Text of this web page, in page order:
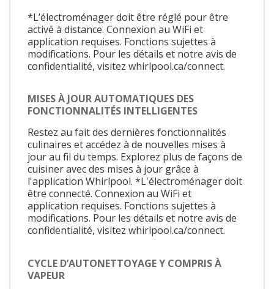
*L’électroménager doit être réglé pour être
activé à distance. Connexion au WiFi et
application requises. Fonctions sujettes à
modifications. Pour les détails et notre avis de
confidentialité, visitez whirlpool.ca/connect.
MISES À JOUR AUTOMATIQUES DES
FONCTIONNALITÉS INTELLIGENTES
Restez au fait des dernières fonctionnalités
culinaires et accédez à de nouvelles mises à
jour au fil du temps. Explorez plus de façons de
cuisiner avec des mises à jour grâce à
l'application Whirlpool. *L'électroménager doit
être connecté. Connexion au WiFi et
application requises. Fonctions sujettes à
modifications. Pour les détails et notre avis de
confidentialité, visitez whirlpool.ca/connect.
CYCLE D’AUTONETTOYAGE Y COMPRIS À
VAPEUR